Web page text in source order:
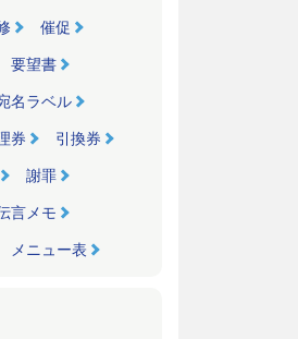
催促
要望書
名ラベル
券 引換券
謝罪
言メモ
メニュー表